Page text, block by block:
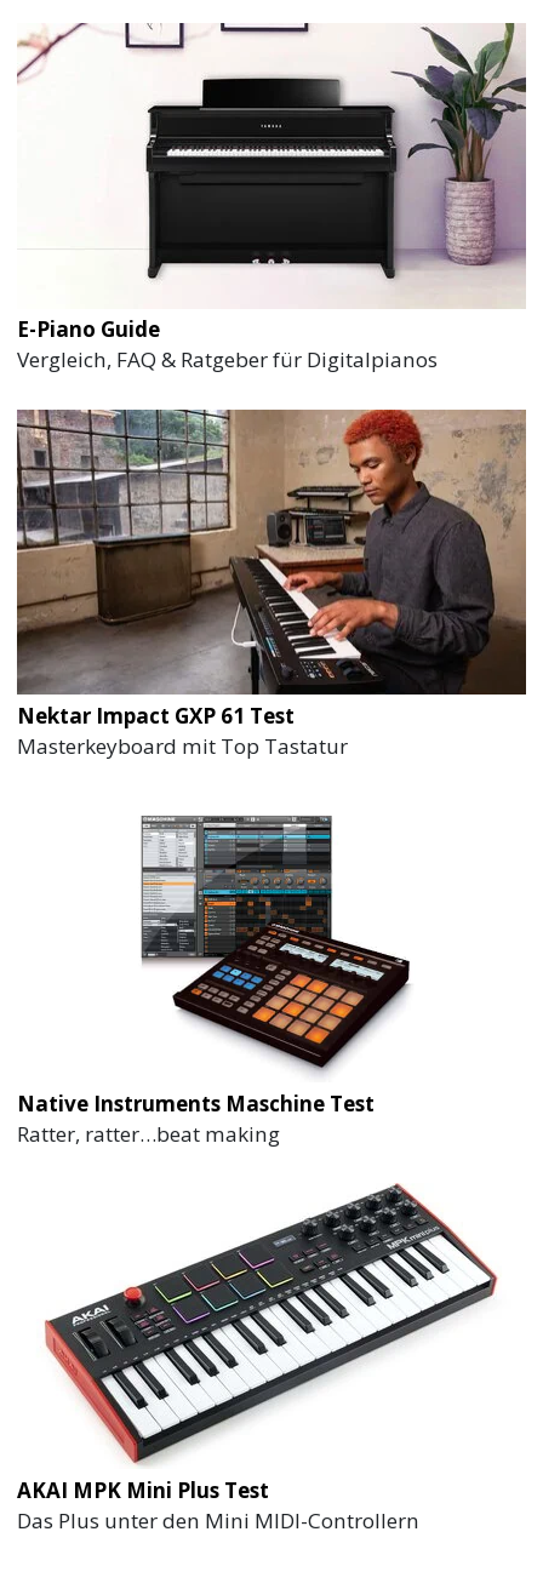
E-Piano Guide
Vergleich, FAQ & Ratgeber für Digitalpianos
Nektar Impact GXP 61 Test
Masterkeyboard mit Top Tastatur
Native Instruments Maschine Test
Ratter, ratter…beat making
AKAI MPK Mini Plus Test
Das Plus unter den Mini MIDI-Controllern